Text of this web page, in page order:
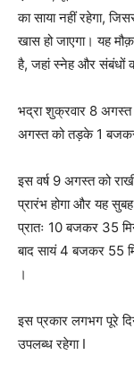
का साया नहीं रहेगा,
खास हो जाएगा। यह
है, जहां स्नेह और संबंधों
भद्रा शुक्रवार 8 अगस्त
अगस्त को तड़के 1
इस वर्ष 9 अगस्त को
प्रारंभ होगा और यह
प्रातः 10 बजकर 35
बाद सायं 4 बजकर 55
।
इस प्रकार लगभग पूरे
उपलब्ध रहेगा I